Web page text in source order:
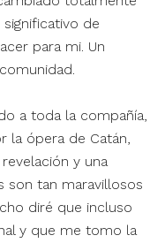
de
para mi. Un
a toda la compañía,
la ópera de Catán,
y una
son tan maravillosos
diré que incluso
y que me tomo la